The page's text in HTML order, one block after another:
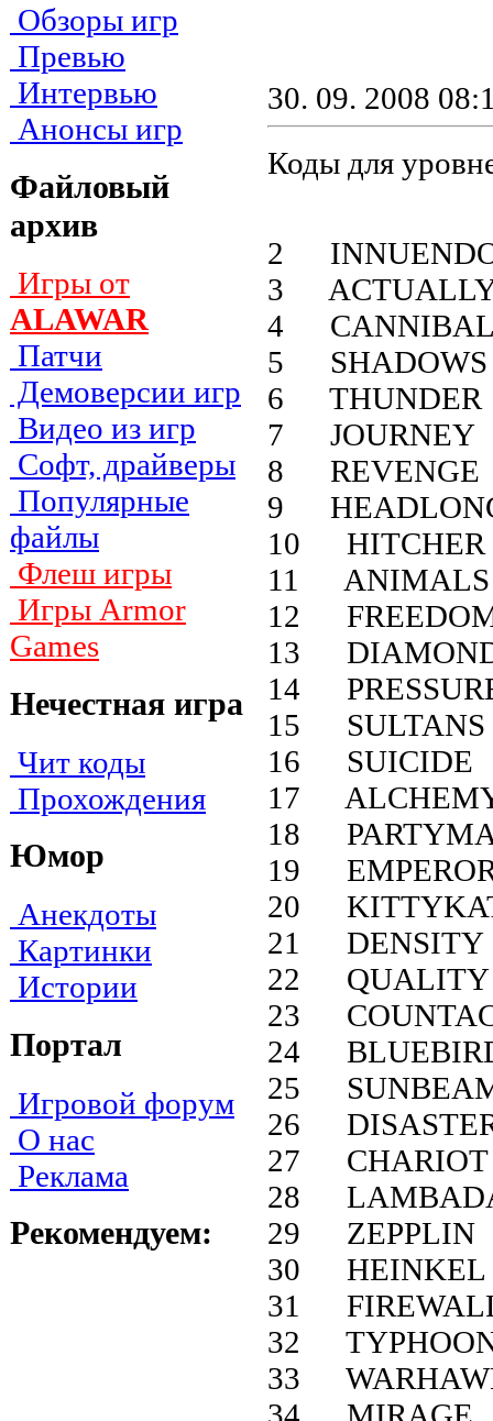
Обзоры игр
Превью
Интервью
Анонсы игр
Файловый
архив
Игры от
ALAWAR
Патчи
Демоверсии игр
Видео из игр
Софт, драйверы
Популярные
файлы
Флеш игры
Игры Armor
Games
Нечестная игра
Чит коды
Прохождения
Юмор
Анекдоты
Картинки
Истории
Портал
Игровой форум
О нас
Реклама
Рекомендуем:
30. 09. 2008
Коды для
2
3
4
5 SHADOWS
6 THUNDER
7 JOURNEY
8 REVENGE
9
10 HITCHER
11 ANIMALS
12
13
14
15 SULTANS
16 SUICIDE
17
18
19
20
21 DENSITY
22 QUALITY
23
24
25
26
27 CHARIOT
28
29 ZEPPLIN
30 HEINKEL
31
32
33